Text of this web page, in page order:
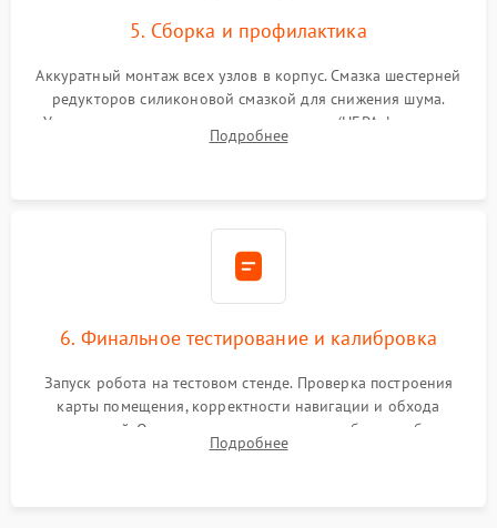
5. Сборка и профилактика
Аккуратный монтаж всех узлов в корпус. Смазка шестерней
редукторов силиконовой смазкой для снижения шума.
Установка новых расходных материалов (HEPA-фильтров,
микрофибры, щеток). Надежная фиксация разъемов и
Подробнее
6. Финальное тестирование и калибровка
Запуск робота на тестовом стенде. Проверка построения
карты помещения, корректности навигации и обхода
препятствий. Оценка силы всасывания и работы турбины.
Тестирование автоматического возврата на док-станцию и
Подробнее